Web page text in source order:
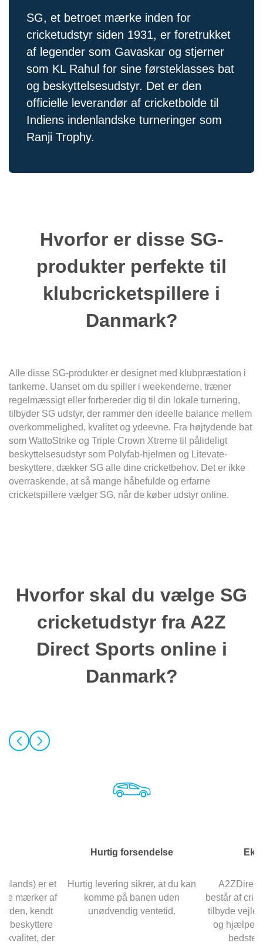
SG, et betroet mærke inden for
cricketudstyr siden 1931, er foretrukket
af legender som Gavaskar og stjerner
som KL Rahul for sine førsteklasses bat
og beskyttelsesudstyr. Det er den
officielle leverandør af cricketbolde til
Indiens indenlandske turneringer som
Ranji Trophy.
Hvorfor er disse SG-
produkter perfekte til
klubcricketspillere i
Danmark?
Alle disse SG-produkter er designet med klubpræstation i
tankerne. Uanset om du spiller i weekenderne, træner
regelmæssigt eller forbereder dig til din lokale turnering,
tilbyder SG udstyr, der rammer den ideelle balance mellem
overkommelighed, kvalitet og ydeevne. Fra højtydende bat
som WattoStrike og Triple Crown Xtreme til pålideligt
beskyttelsesudstyr som Polyfab-hjelmen og Litevate-
beskyttere, dækker SG alle dine cricketbehov. Det er ikke
overraskende, at så mange håbefulde og erfarne
cricketspillere vælger SG, når de køber udstyr online.
Hvorfor skal du vælge SG
cricketudstyr fra A2Z
Direct Sports online i
Danmark?
er et
mærker af
kendt
beskyttere
kvalitet, der
Hurtig forsendelse
Hurtig levering sikrer, at du kan
komme på banen uden
unødvendig ventetid.
består af
tilbyde
og hjælpe
bedste